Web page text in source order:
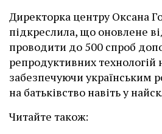
Директорка центру Оксана
підкреслила, що оновлене
проводити до 500 спроб
репродуктивних технологій
забезпечуючи українським
на батьківство навіть у
Читайте також: